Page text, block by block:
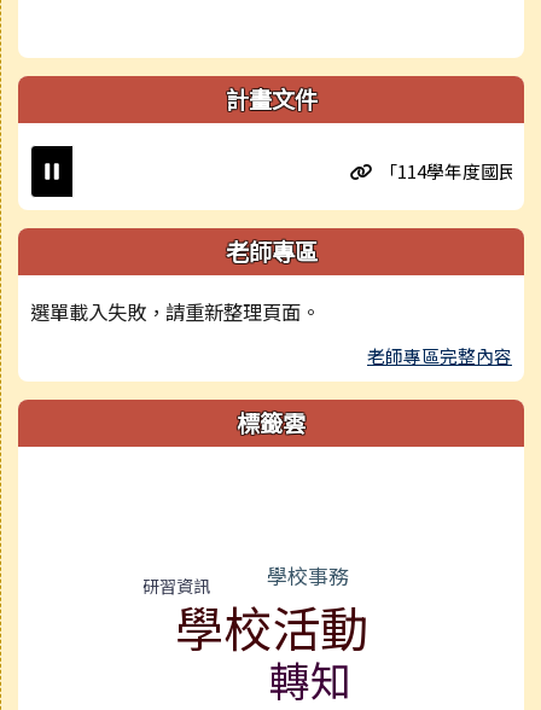
計畫文件
「114學年度國民小
老師專區
選單載入失敗，請重新整理頁面。
老師專區完整內容
標籤雲
研習資訊 學校事務
學校活動
轉知